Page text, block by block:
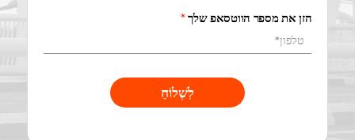
הזן את מספר הווטסאפ שלך*
לִשְׁלוֹחַ